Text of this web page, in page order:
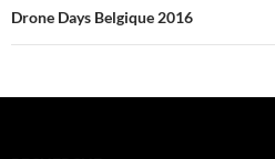
Drone Days Belgique 2016